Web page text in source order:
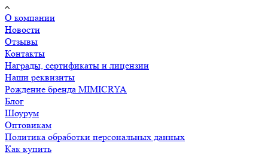
О компании
Новости
Отзывы
Контакты
Награды, сертификаты и лицензии
Наши реквизиты
Рождение бренда MIMICRYA
Блог
Шоурум
Оптовикам
Политика обработки персональных данных
Как купить